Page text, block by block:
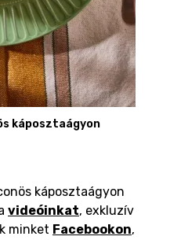
káposztaágyon
káposztaágyon
videóinkat, exkluzív
minket Facebookon,